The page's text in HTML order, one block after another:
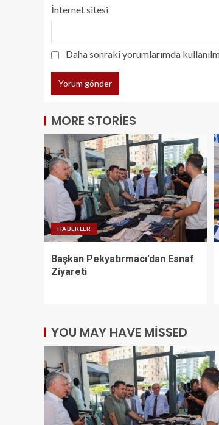
İnternet sitesi
Daha sonraki yorumlarımda
MORE STORIES
HABERLER
Başkan Pekyatırmacı’dan Esnaf
Ziyareti
YOU MAY HAVE MISSED